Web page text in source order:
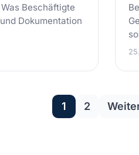
Beschäftigte
Dokumentation
1 2